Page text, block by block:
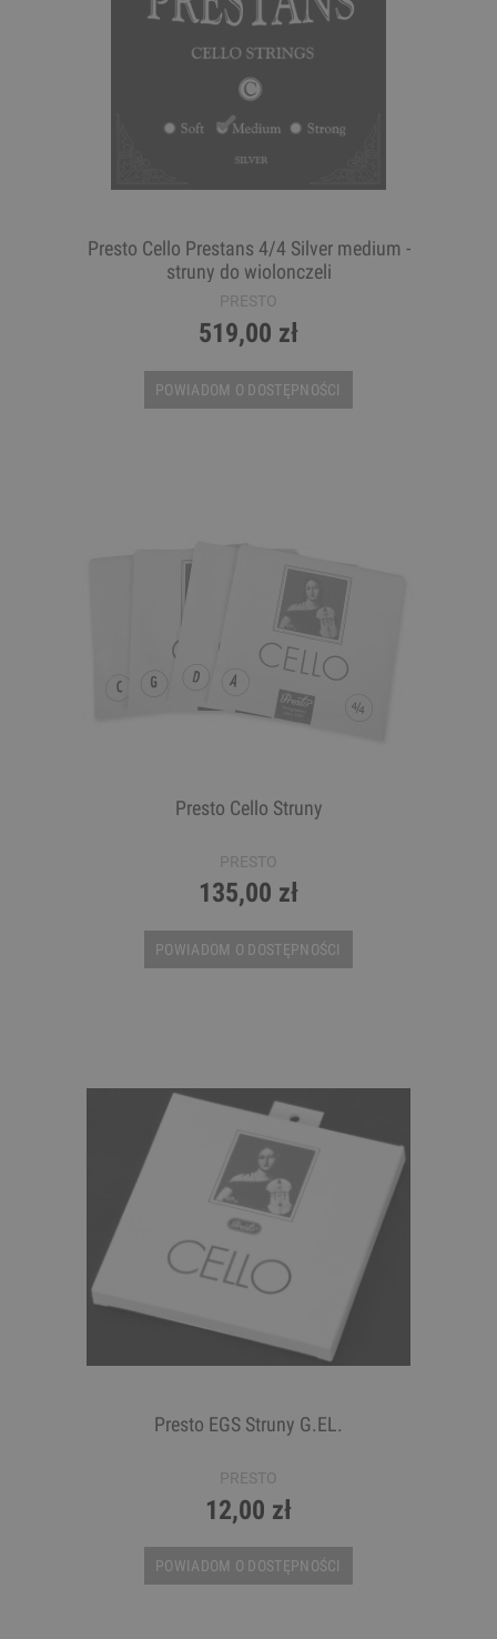
Presto Cello Prestans 4/4 Silver medium -
struny do wiolonczeli
PRESTO
519,00 zł
POWIADOM O DOSTĘPNOŚCI
Presto Cello Struny
PRESTO
135,00 zł
POWIADOM O DOSTĘPNOŚCI
Presto EGS Struny G.EL.
PRESTO
12,00 zł
POWIADOM O DOSTĘPNOŚCI